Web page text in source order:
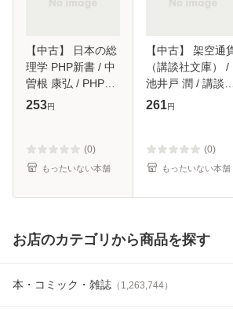
【中古】 日本の総
理学 PHP新書 / 中
曽根 康弘 / PHP研
究所 [新書]【メー
253円
(0)
もったいない本舗
【中古】 架空通
（講談社文庫） /
池井戸 潤 / 講談社
[文庫]【メール便送
261円
(0)
もったいない本舗
お店のカテゴリから商品を探す
本・コミック・雑誌 （ 1,263,744）